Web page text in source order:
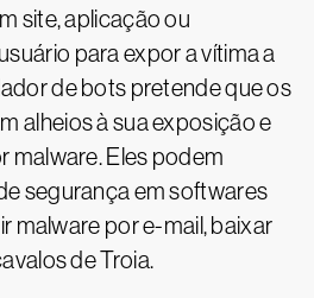
site, aplicação ou
para expor a vítima a
de bots pretende que os
alheios à sua exposição e
malware. Eles podem
segurança em softwares
malware por e-mail, baixar
de Troia.